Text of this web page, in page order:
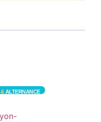
&ALTERNANCE